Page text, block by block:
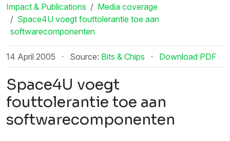
Impact & Publications
Media coverage
Space4U voegt fouttolerantie toe aan
softwarecomponenten
14 April 2005 · Source: Bits & Chips · Download PDF
Space4U voegt
fouttolerantie toe aan
softwarecomponenten